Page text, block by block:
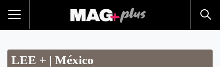
LEE + | México